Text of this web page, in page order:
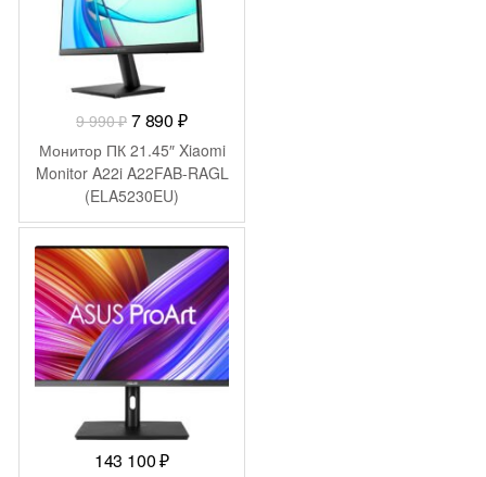
9 990₽ Первоначальная
цена
составляла
9
990 ₽.
7 890 ₽Текущая
цена:
7
Монитор ПК 21.45″ Xiaomi
Monitor A22i A22FAB-RAGL
(ELA5230EU)
143 100₽